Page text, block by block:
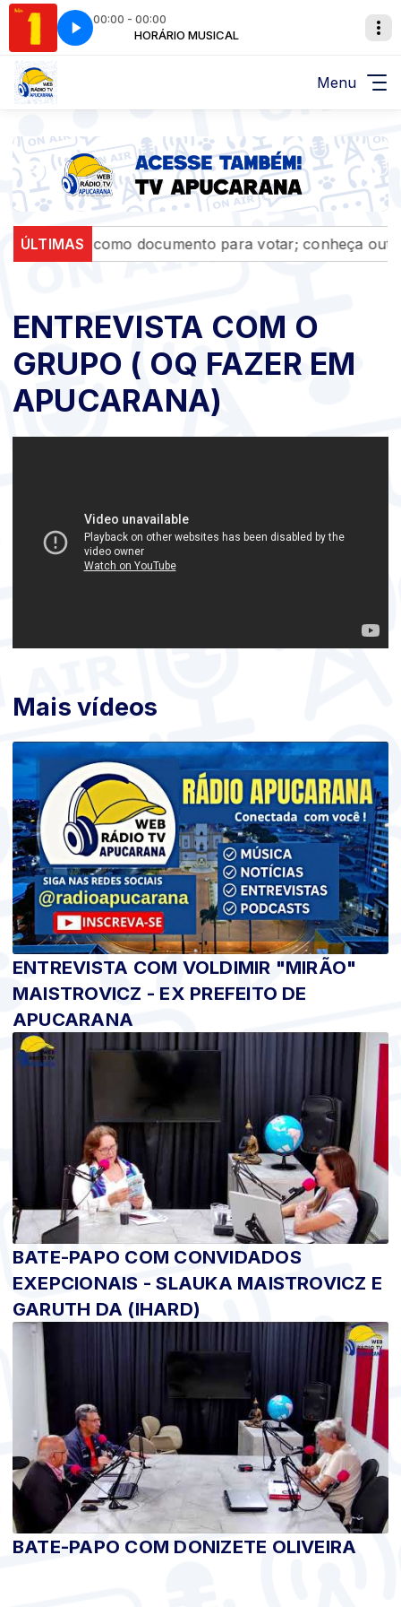
00:00 - 00:00
HORÁRIO MUSICAL
BEATLES - HEY JUDE
Menu
ÚLTIMAS
serve como documento para votar; conheça outras
ENTREVISTA COM O
GRUPO ( OQ FAZER EM
APUCARANA)
Mais vídeos
ENTREVISTA COM VOLDIMIR "MIRÃO"
MAISTROVICZ - EX PREFEITO DE
APUCARANA
BATE-PAPO COM CONVIDADOS
EXEPCIONAIS - SLAUKA MAISTROVICZ E
GARUTH DA (IHARD)
BATE-PAPO COM DONIZETE OLIVEIRA